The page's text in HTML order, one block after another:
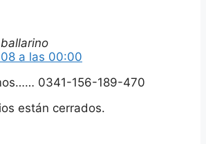
a las 00:00
0341-156-189-470
están cerrados.